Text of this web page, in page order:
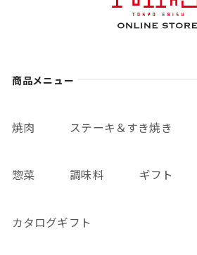
商品メニュー
焼肉 ステーキ＆すき焼き
惣菜 調味料 ギフト
カタログギフト